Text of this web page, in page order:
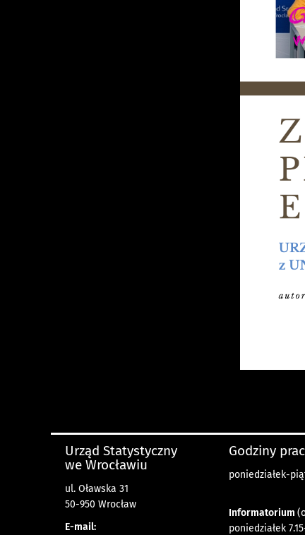
Urząd Statystyczny
we Wrocławiu
ul. Oławska 31
50-950 Wrocław
E-mail:
Godziny
poniedziałek-
Informatorium
poniedziałek